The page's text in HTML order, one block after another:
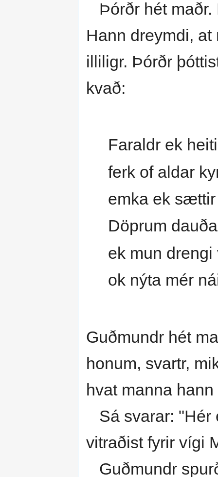
Þórðr hét maðr.
Hann dreymdi,
illiligr. Þórðr
kvað:
Faraldr ek
ferk of aldar
emka ek
Döprum dauða
ek mun drengi
ok nýta mér
Guðmundr hét
honum, svartr,
hvat manna
Sá svarar: "Hér
vitraðist fyrir vígi
Guðmundr